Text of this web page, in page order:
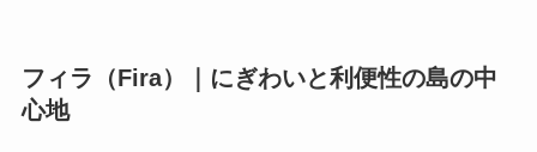
フィラ（Fira）｜にぎわいと利便性の島の中
心地